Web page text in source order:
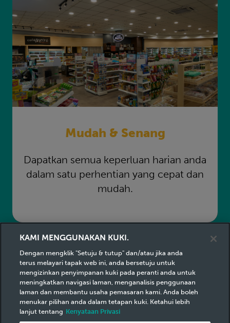
Mudah & Senang
Mudah & Senang
Dapatkan semua keperluan harian anda
dalam satu perhentian yang cepat dan
mudah.
KAMI MENGGUNAKAN KUKI.
Dengan mengklik "Setuju & tutup" dan/atau jika anda
terus melayari tapak web ini, anda bersetuju untuk
mengizinkan penyimpanan kuki pada peranti anda untuk
meningkatkan navigasi laman, menganalisis penggunaan
laman dan membantu usaha pemasaran kami. Anda boleh
menukar pilihan anda dalam tetapan kuki. Ketahui lebih
lanjut tentang Kenyataan Privasi